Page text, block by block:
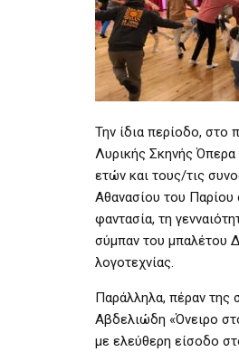
Την ίδια περίοδο, στο
Λυρικής Σκηνής
ετών και τους/τις
Αθανασίου του Παρίου
φαντασία, τη
σύμπαν του μπαλέτου
λογοτεχνίας.
Παράλληλα, πέραν της
Αβδελιώδη «Όνειρο
με ελεύθερη είσοδο